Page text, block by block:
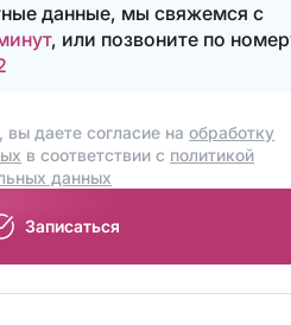
данные, мы свяжемся с
, или позвоните по
даете согласие наобработку
в соответствии с политикой
данных
Записаться